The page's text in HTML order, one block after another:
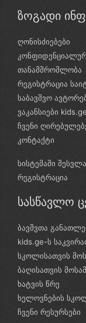
ზოგადი
ღონისძიებები
თანამშრომლობა
რეგისტრაცია
საბავშვო
ვაკანსიები
ჩვენი
კონტაქტი
სისტემაში შესვლა
რეგისტრაცია
სასწავლო
ბავშვთა
kids.ge-ს
სკოლისათვის
ბაღისათვის
ხატვის წრე
ხელოვნების
ჩვენი რესურსები